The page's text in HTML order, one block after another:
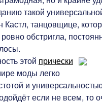
такой
танцовщице,
обстригла,
этой прически
моды легко
и
если не всем, то